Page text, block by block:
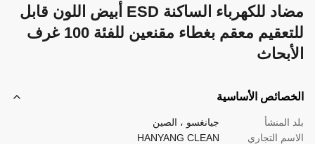
مضاد للكهرباء الساكنة ESD أبيض اللون قابل
للتعقيم معقم بغطاء مقنعين للفئة 100 غرف
الأساسية
المنشأ
جيانغسو ، الصين
التجاري
HANYANG CLEAN